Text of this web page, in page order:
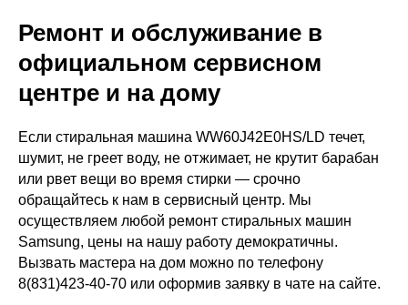
Ремонт и обслуживание в
официальном сервисном
центре и на дому
Если стиральная машина WW60J42E0HS/LD течет,
шумит, не греет воду, не отжимает, не крутит барабан
или рвет вещи во время стирки — срочно
обращайтесь к нам в сервисный центр. Мы
осуществляем любой ремонт стиральных машин
Samsung, цены на нашу работу демократичны.
Вызвать мастера на дом можно по телефону
8(831)423-40-70 или оформив заявку в чате на сайте.